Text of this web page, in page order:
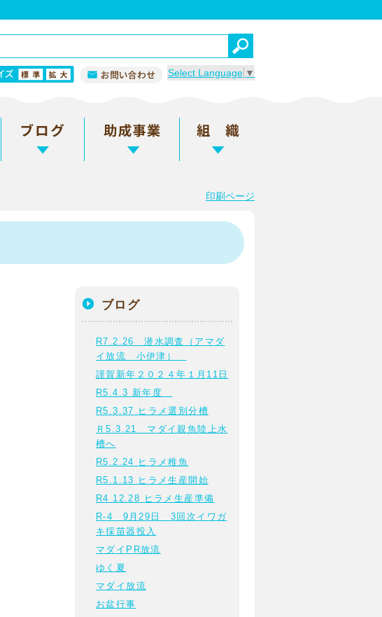
Select Language ▼
印刷ページ
ブログ
R7.2.26 潜水調査（アマダ
イ放流 小伊津）
謹賀新年２０２４年１月11日
R5.4.3 新年度
R5.3.37 ヒラメ選別分槽
Ｒ5.3.21 マダイ親魚陸上水
槽へ
R5.2.24 ヒラメ稚魚
R5.1.13 ヒラメ生産開始
R4 12.28 ヒラメ生産準備
R-4 9月29日 3回次イワガ
キ採苗器投入
マダイPR放流
ゆく夏
マダイ放流
お盆行事